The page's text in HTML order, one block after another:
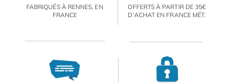
FABRIQUÉS À RENNES, EN
FRANCE
OFFERTS À PARTIR DE 35€
D'ACHAT EN FRANCE MÉT.